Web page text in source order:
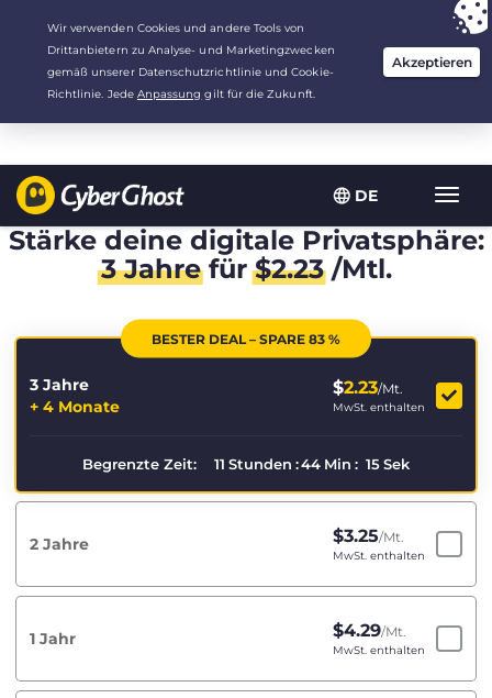
DE
Deine Wahl:Der beste Dealfür 3.3333333333333 Jahre zu $
/Monat
Stärke deine digitale Privatsphäre:
3 Jahrefür$2.23/Mtl.
BESTER DEAL – SPARE 83 %
3 Jahre
+ 4 Monate
$2.23/Mt.
MwSt. enthalten
Begrenzte Zeit: 11 Stunden :44 Min : 15Sek
2 Jahre $3.25/Mt.
MwSt. enthalten
1 Jahr $4.29/Mt.
MwSt. enthalten